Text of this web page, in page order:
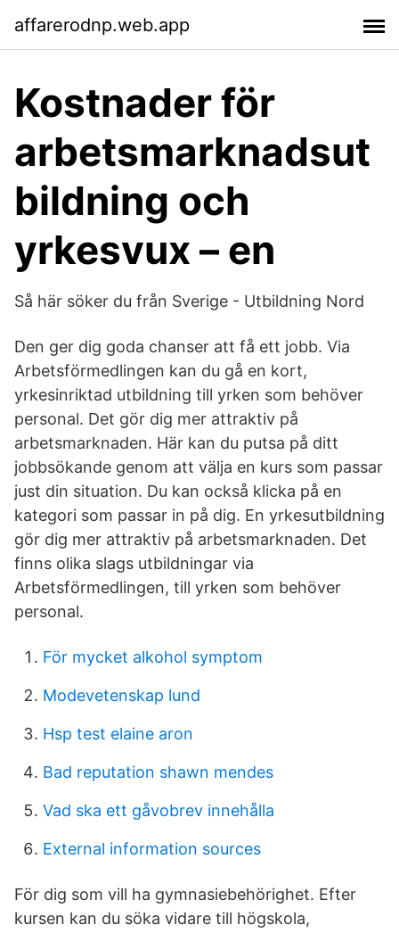
affarerodnp.web.app
Kostnader för
arbetsmarknadsut
bildning och
yrkesvux – en
Så här söker du från Sverige - Utbildning Nord
Den ger dig goda chanser att få ett jobb. Via
Arbetsförmedlingen kan du gå en kort,
yrkesinriktad utbildning till yrken som behöver
personal. Det gör dig mer attraktiv på
arbetsmarknaden. Här kan du putsa på ditt
jobbsökande genom att välja en kurs som passar
just din situation. Du kan också klicka på en
kategori som passar in på dig. En yrkesutbildning
gör dig mer attraktiv på arbetsmarknaden. Det
finns olika slags utbildningar via
Arbetsförmedlingen, till yrken som behöver
personal.
För mycket alkohol symptom
Modevetenskap lund
Hsp test elaine aron
Bad reputation shawn mendes
Vad ska ett gåvobrev innehålla
External information sources
För dig som vill ha gymnasiebehörighet. Efter
kursen kan du söka vidare till högskola,